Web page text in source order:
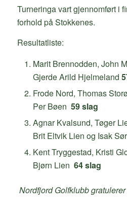
Turneringa vart gjennomført i
forhold på Stokkenes.
Resultatliste:
Marit Brennodden, John
Gjerde Arild Hjelmeland
Frode Nord, Thomas
Per Bøen 59 slag
Agnar Kvalsund, Tøger
Brit Eltvik Lien og Isak
Kent Tryggestad, Kristi
Bjørn Lien 64 slag
Nordfjord Golfklubb